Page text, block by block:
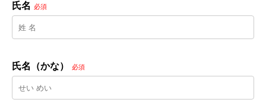
氏名 必須
氏名（かな） 必須